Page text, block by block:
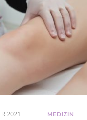
2021 MEDIZIN